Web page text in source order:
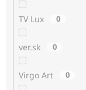
TV Lux 0
ver.sk 0
Virgo Art 0